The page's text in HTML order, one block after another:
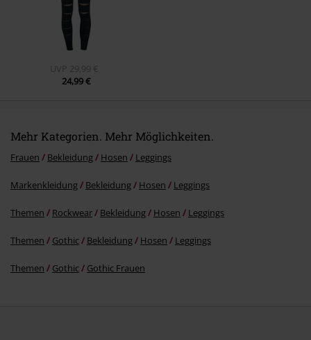
Kommentar jetzt abschicken!
UVP 29,99 €
24,99 €
Mehr Kategorien. Mehr Möglichkeiten.
Frauen Bekleidung Hosen Leggings
Markenkleidung Bekleidung Hosen Leggings
Themen Rockwear Bekleidung Hosen Leggings
Themen Gothic Bekleidung Hosen Leggings
Themen Gothic Gothic Frauen